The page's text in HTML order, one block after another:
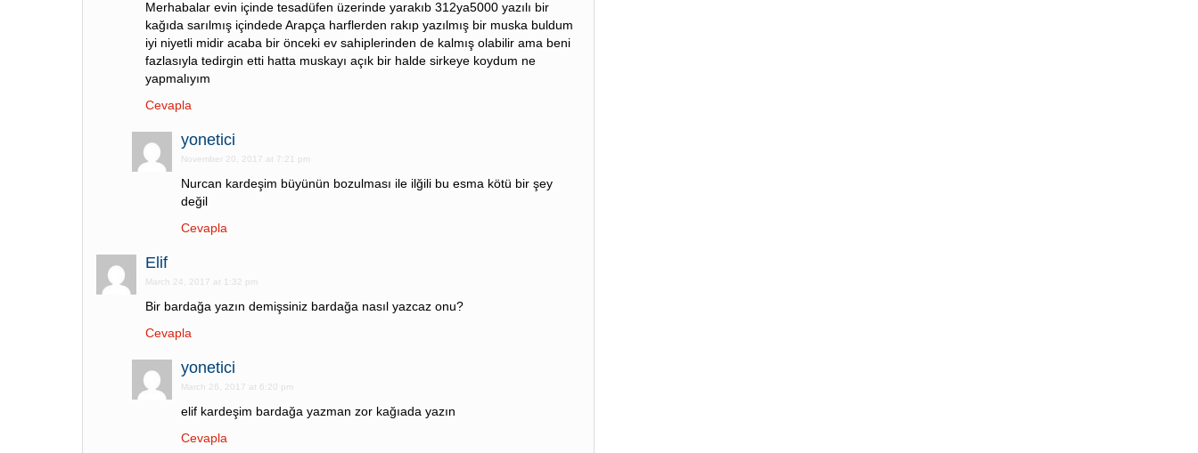
Merhabalar evin içinde tesadüfen üzerinde yarakıb 312ya5000 yazılı bir
kağıda sarılmış içindede Arapça harflerden rakıp yazılmış bir muska buldum
iyi niyetli midir acaba bir önceki ev sahiplerinden de kalmış olabilir ama beni
fazlasıyla tedirgin etti hatta muskayı açık bir halde sirkeye koydum ne
yapmalıyım
Cevapla
yonetici
November 20, 2017 at 7:21 pm
Nurcan kardeşim büyünün bozulması ile ilğili bu esma kötü bir şey
değil
Cevapla
Elif
March 24, 2017 at 1:32 pm
Bir bardağa yazın demişsiniz bardağa nasıl yazcaz onu?
Cevapla
yonetici
March 26, 2017 at 6:20 pm
elif kardeşim bardağa yazman zor kağıada yazın
Cevapla